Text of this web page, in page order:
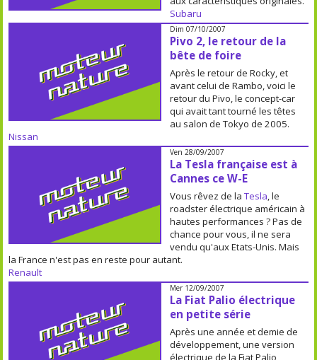
Subaru
Dim 07/10/2007
Pivo 2, le retour de la
bête de foire
Après le retour de Rocky, et
avant celui de Rambo, voici le
retour du Pivo, le concept-car
qui avait tant tourné les têtes
au salon de Tokyo de 2005.
Nissan
Ven 28/09/2007
La Tesla française est à
Cannes ce W-E
Vous rêvez de la Tesla, le
roadster électrique américain à
hautes performances ? Pas de
chance pour vous, il ne sera
vendu qu'aux Etats-Unis. Mais
la France n'est pas en reste pour autant.
Renault
Mer 12/09/2007
La Fiat Palio électrique
en petite série
Après une année et demie de
développement, une version
électrique de la Fiat Palio